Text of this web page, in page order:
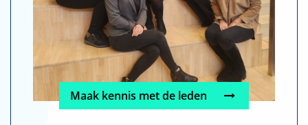
Maak kennis met de leden